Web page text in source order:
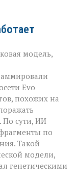
модель,
Evo
похожих на
сути, ИИ
по
Такой
модели,
генетическими